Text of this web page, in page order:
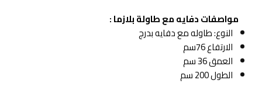
مواصفات دفايه مع طاولة بلازما :
النوع: طاوله مع دفايه بدرج
الارتفاع 76سم
العمق 36 سم
الطول 200 سم